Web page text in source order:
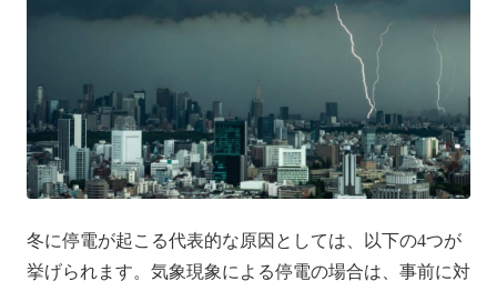
冬に停電が起こる代表的な原因としては、以下の4つが
挙げられます。気象現象による停電の場合は、事前に対